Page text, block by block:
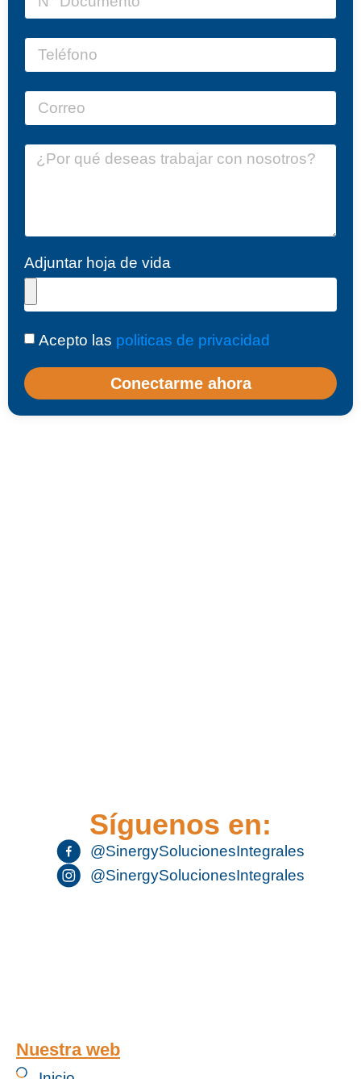
Síguenos en:
@SinergySolucionesIntegrales
@SinergySolucionesIntegrales
Adjuntar hoja de vida
Acepto las politicas de privacidad
Conectarme ahora
Nuestra web